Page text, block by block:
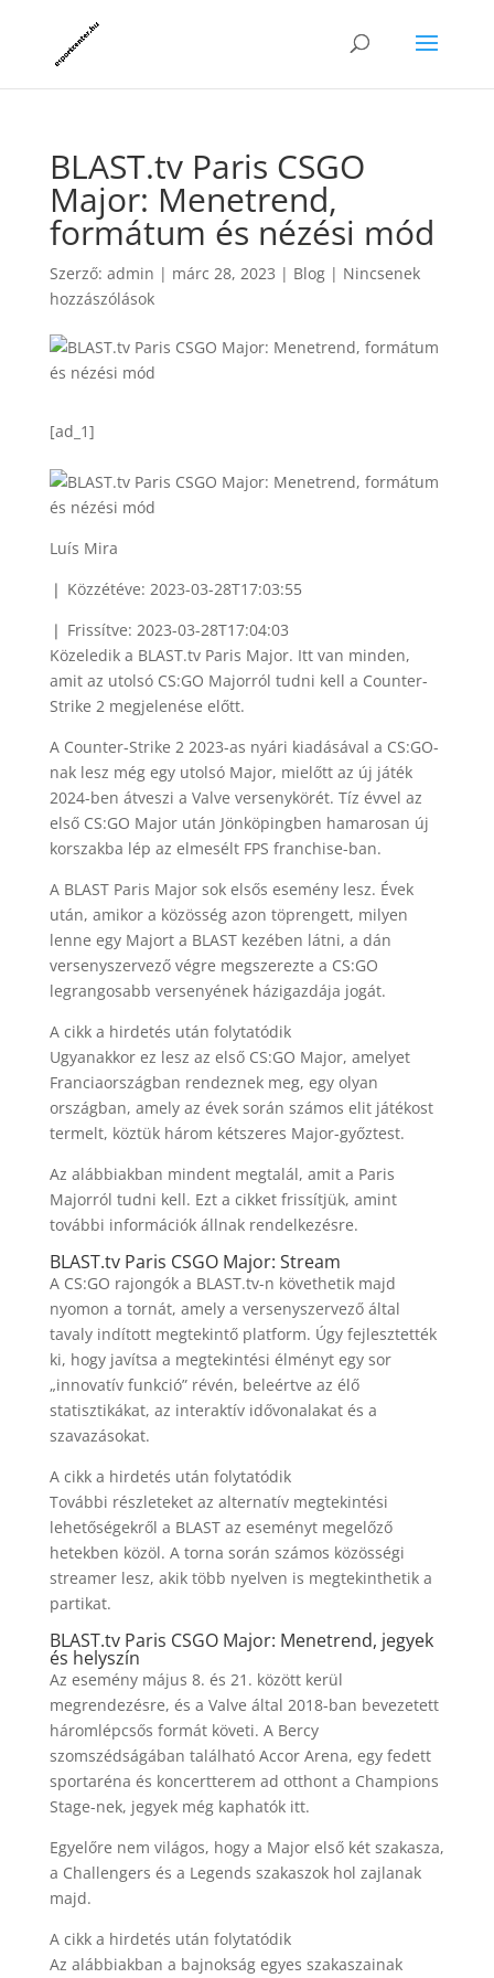
BLAST.tv Paris CSGO
Major: Menetrend,
formátum és nézési mód
Szerző: admin | márc 28, 2023 | Blog| Nincsenek
hozzászólások
[ad_1]
Luís Mira
❘ Közzétéve: 2023-03-28T17:03:55
❘ Frissítve: 2023-03-28T17:04:03
Közeledik a BLAST.tv Paris Major. Itt van minden,
amit az utolsó CS:GO Majorról tudni kell a Counter-
Strike 2 megjelenése előtt.
A Counter-Strike 2 2023-as nyári kiadásával a CS:GO-
nak lesz még egy utolsó Major, mielőtt az új játék
2024-ben átveszi a Valve versenykörét. Tíz évvel az
első CS:GO Major után Jönköpingben hamarosan új
korszakba lép az elmesélt FPS franchise-ban.
A BLAST Paris Major sok elsős esemény lesz. Évek
után, amikor a közösség azon töprengett, milyen
lenne egy Majort a BLAST kezében látni, a dán
versenyszervező végre megszerezte a CS:GO
legrangosabb versenyének házigazdája jogát.
A cikk a hirdetés után folytatódik
Ugyanakkor ez lesz az első CS:GO Major, amelyet
Franciaországban rendeznek meg, egy olyan
országban, amely az évek során számos elit játékost
termelt, köztük három kétszeres Major-győztest.
Az alábbiakban mindent megtalál, amit a Paris
Majorról tudni kell. Ezt a cikket frissítjük, amint
további információk állnak rendelkezésre.
BLAST.tv Paris CSGO Major: Stream
A CS:GO rajongók a BLAST.tv-n követhetik majd
nyomon a tornát, amely a versenyszervező által
tavaly indított megtekintő platform. Úgy fejlesztették
ki, hogy javítsa a megtekintési élményt egy sor
„innovatív funkció” révén, beleértve az élő
statisztikákat, az interaktív idővonalakat és a
szavazásokat.
A cikk a hirdetés után folytatódik
További részleteket az alternatív megtekintési
lehetőségekről a BLAST az eseményt megelőző
hetekben közöl. A torna során számos közösségi
streamer lesz, akik több nyelven is megtekinthetik a
partikat.
BLAST.tv Paris CSGO Major: Menetrend, jegyek
és helyszín
Az esemény május 8. és 21. között kerül
megrendezésre, és a Valve által 2018-ban bevezetett
háromlépcsős formát követi. A Bercy
szomszédságában található Accor Arena, egy fedett
sportaréna és koncertterem ad otthont a Champions
Stage-nek, jegyek még kaphatók itt.
Egyelőre nem világos, hogy a Major első két szakasza,
a Challengers és a Legends szakaszok hol zajlanak
majd.
A cikk a hirdetés után folytatódik
Az alábbiakban a bajnokság egyes szakaszainak